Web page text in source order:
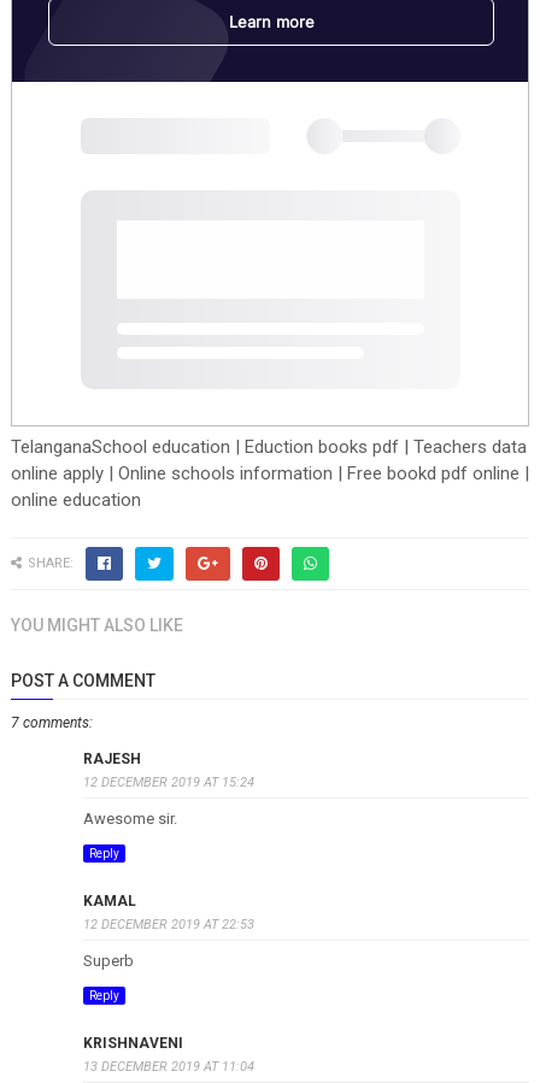
TelanganaSchool education | Eduction books pdf | Teachers data
online apply | Online schools information | Free bookd pdf online |
online education
SHARE:
YOU MIGHT ALSO LIKE
POST A COMMENT
7 comments:
RAJESH
12 DECEMBER 2019 AT 15:24
Awesome sir.
Reply
KAMAL
12 DECEMBER 2019 AT 22:53
Superb
Reply
KRISHNAVENI
13 DECEMBER 2019 AT 11:04